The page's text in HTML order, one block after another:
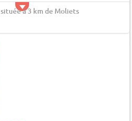
à 3 km de Moliets